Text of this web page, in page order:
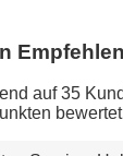
auf 35